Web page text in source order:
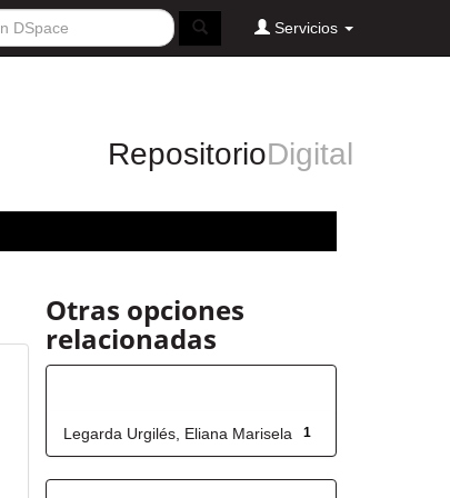
Servicios
RepositorioDigital
Otras opciones
relacionadas
1
Legarda Urgilés, Eliana Marisela